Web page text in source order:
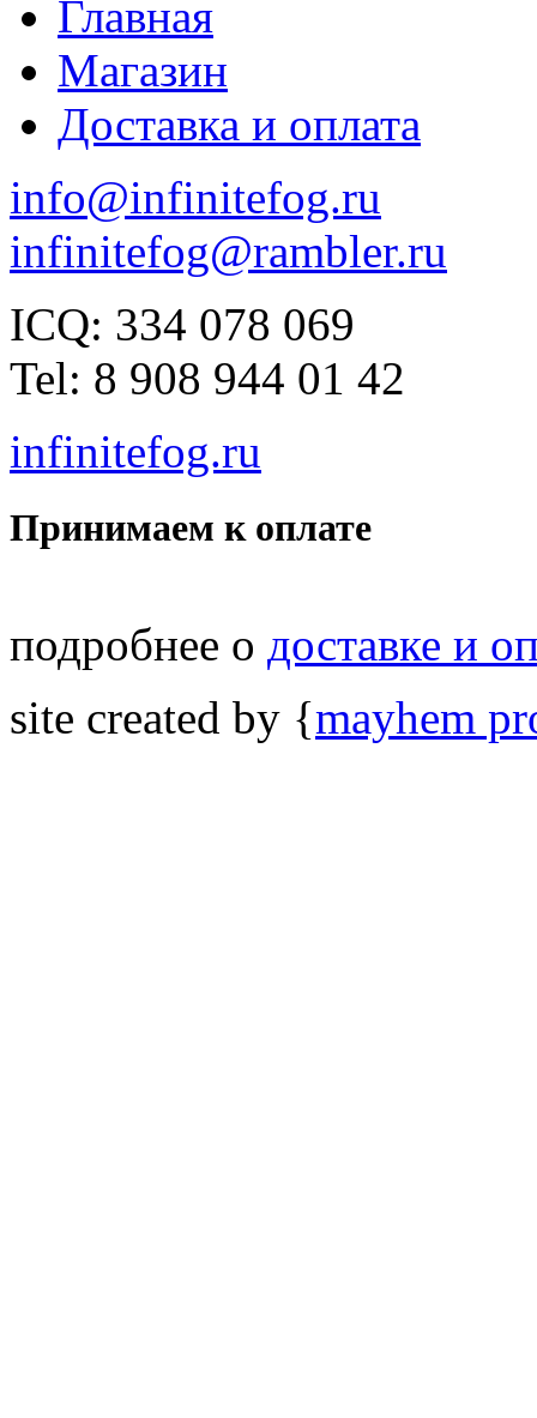
Главная
Магазин
Доставка и оплата
info@infinitefog.ru
infinitefog@rambler.ru
ICQ: 334 078 069
Tel: 8 908 944 01 42
infinitefog.ru
Принимаем к оплате
подробнее о доставке и
site created by {mayhem